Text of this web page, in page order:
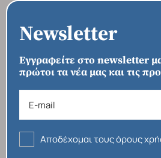
Newsletter
Εγγραφείτε στο newsletter
πρώτοι τα νέα μας και τις
Αποδέχομαι τους όρους
ΑΡΧΙΚΗ › ΠΡΟΟΡΙΣΜΟΙ › ΑΣΙΑ ›
› ΛΑΟΣ
Λάος